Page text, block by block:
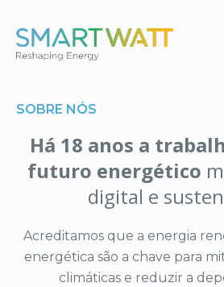
SOBRE NÓS
Há 18 anos a
futuro energético
digital e
Acreditamos que a energia
energética são a chave para
climáticas e reduzir a